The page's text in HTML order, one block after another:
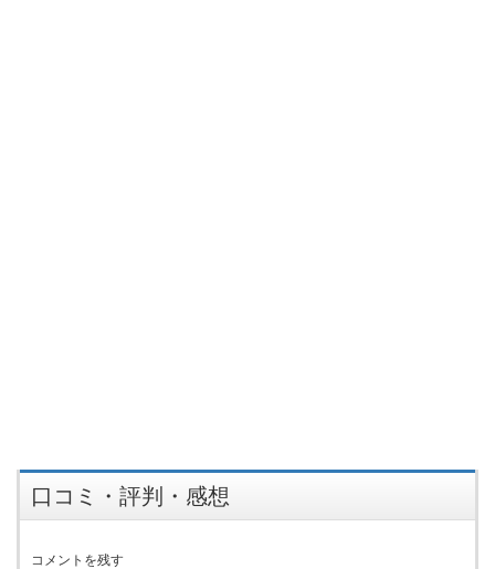
口コミ・評判・感想
コメントを残す